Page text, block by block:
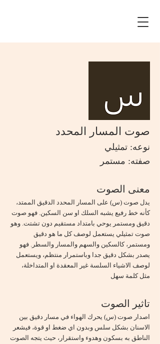
صوت المسار المحدد
نوعه: تمثيلي
صفته: مستمر
معنى الصوت
يدل صوت (س) على المسار المحدد الدقيق الممتد،
كأنه خط رفيع يشبه السلك او سن السكين. فهو صوت
دقيق ومستمر يوحي بامتداد مستقيم دون تشتت. وهو
صوت تمثيلي يستعمل لوصف كل ما هو دقيق
ومستمر، كالسكين والسهم والمسار والسطر. فهو
يصدر بشكل دقيق جدا وباستمرار منتظم، ويستعمل
لوصف الاشياء السلسة غير المعقدة او المتداخلة،
مثل كلمة سهل
تاثير الصوت
اصدار صوت (س) يحرك الهواء في مسار دقيق بين
الاسنان بشكل سلس وبدون اي ضغط او قوة، فيشعر
الناطق به بسكون وهدوء واستقرار، حيث يتجه الصوت